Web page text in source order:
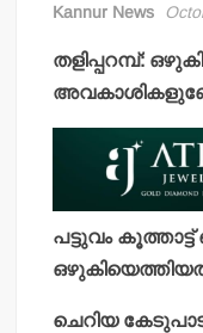
Kannur News
തളിപ്പറമ്പ്:
പട്ടുവം
ചെറിയ